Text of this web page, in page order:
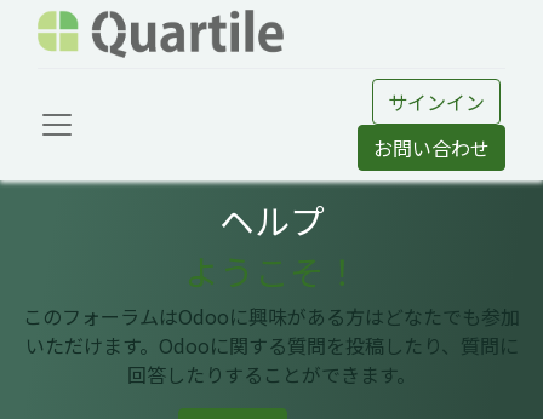
サインイン
お問い合わせ
ヘルプ
ようこそ！
このフォーラムはOdooに興味がある方はどなたでも参加
いただけます。Odooに関する質問を投稿したり、質問に
回答したりすることができます。